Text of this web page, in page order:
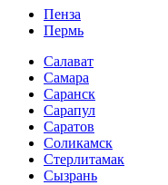
Пенза
Пермь
Салават
Самара
Саранск
Сарапул
Саратов
Соликамск
Стерлитамак
Сызрань